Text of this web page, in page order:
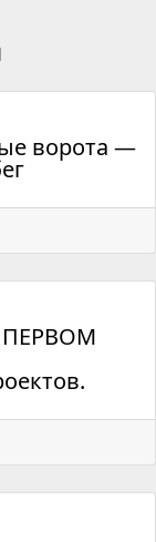
ворота —
ПЕРВОМ